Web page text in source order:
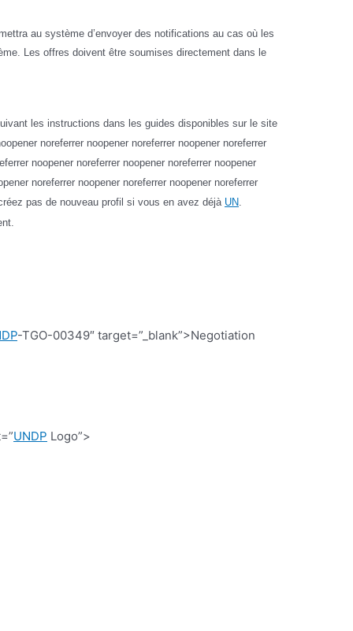
au système d’envoyer des notifications au cas où les
Les offres doivent être soumises directement dans le
les instructions dans les guides disponibles sur le site
noreferrer noopener noreferrer noopener noreferrer
noopener noreferrer noopener noreferrer noopener
noreferrer noopener noreferrer noopener noreferrer
pas de nouveau profil si vous en avez déjà UN.
-TGO-00349″ target=”_blank”>Negotiation
UNDP Logo”>